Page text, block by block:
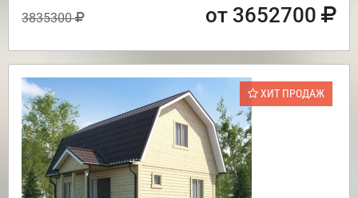
3835300 от 3652700
ХИТ ПРОДАЖ